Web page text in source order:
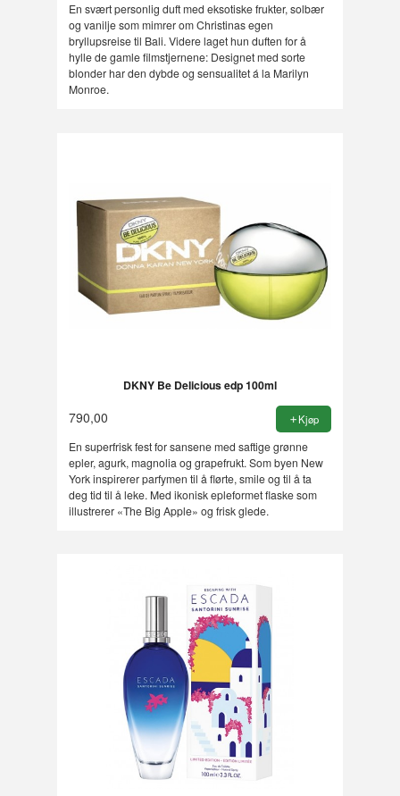
En svært personlig duft med eksotiske frukter, solbær
og vanilje som mimrer om Christinas egen
bryllupsreise til Bali. Videre laget hun duften for å
hylle de gamle filmstjernene: Designet med sorte
blonder har den dybde og sensualitet á la Marilyn
Monroe.
DKNY Be Delicious edp 100ml
790,00 Kjøp
En superfrisk fest for sansene med saftige grønne
epler, agurk, magnolia og grapefrukt. Som byen New
York inspirerer parfymen til å flørte, smile og til å ta
deg tid til å leke. Med ikonisk epleformet flaske som
illustrerer «The Big Apple» og frisk glede.